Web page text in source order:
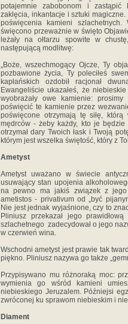
potajemnie zabobonom i zastąpić
zaklęcia, inkantacje i sztuki
poświęcenia kamieni szlachetnych.
święcono przeważnie w święto
leżały na ołtarzu spowite w
następującą modlitwę:
„Boże, wszechmogący Ojcze, Ty
pozbawione życia, Ty poleciłeś
kapłańskich ozdobił racjonał
Ewangeliście ukazałeś, że
wyobrażały owe kamienie:
poświęcić te kamienie przez
poświęcone otrzymają tę siłę,
mędrców - żeby każdy, kto je będzie
otrzymał dary Twoich łask i Twoją
którym jest wszelka świętość, który z
Ametyst
Ametyst uważano w świecie
usuwający stan upojenia
na pewno ma jakiś związek z jego
ametistos - privativum od „być
Nie jest jednak wyjaśnione, czy to
Pliniusz przekazał jego
szlachetnego zadecydował o jego
w czerwień wina.
Wschodni ametyst jest prawie tak
piękno. Pliniusz nazywa go także
Przypisywano mu różnoraką moc:
wymienia go wśród kamieni
niebieskiego Jeruzalem. Późniejsi
zwróconej ku sprawom niebieskim i
Diament